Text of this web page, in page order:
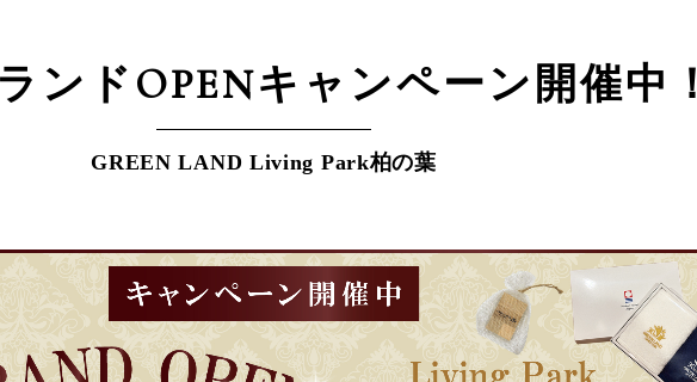
ンドOPENキャンペーン開催中！
GREEN LAND Living Park柏の葉